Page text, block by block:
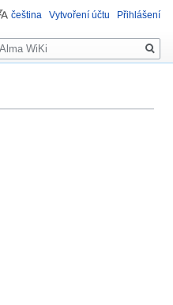
čeština Vytvoření účtu Přihlášení